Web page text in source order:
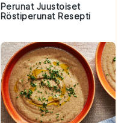
Perunat Juustoiset
Röstiperunat Resepti